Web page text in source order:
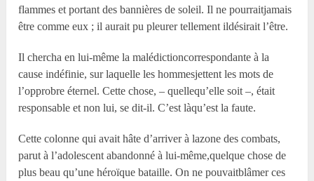
flammes et portant des bannières de soleil. Il ne pourraitjamais
être comme eux ; il aurait pu pleurer tellement ildésirait l’être.
Il chercha en lui-même la malédictioncorrespondante à la
cause indéfinie, sur laquelle les hommesjettent les mots de
l’opprobre éternel. Cette chose, – quellequ’elle soit –, était
responsable et non lui, se dit-il. C’est làqu’est la faute.
Cette colonne qui avait hâte d’arriver à lazone des combats,
parut à l’adolescent abandonné à lui-même,quelque chose de
plus beau qu’une héroïque bataille. On ne pouvaitblâmer ces